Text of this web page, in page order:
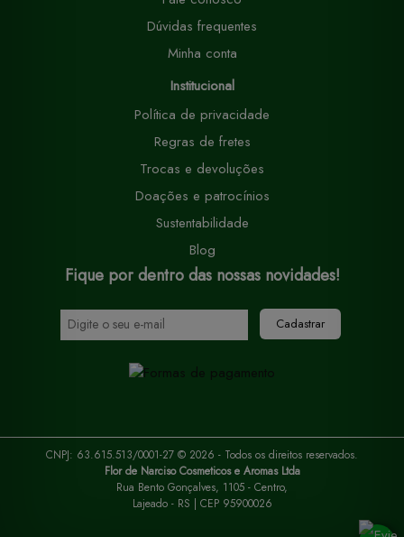
Dúvidas frequentes
Minha conta
Institucional
Política de privacidade
Regras de fretes
Trocas e devoluções
Doações e patrocínios
Sustentabilidade
Blog
Fique por dentro das nossas novidades!
Cadastrar
CNPJ: 63.615.513/0001-27 © 2026 - Todos os direitos reservados.
Flor de Narciso Cosmeticos e Aromas Ltda
Rua Bento Gonçalves, 1105 - Centro,
Lajeado - RS | CEP 95900026
a gente usa cookies para personalizar anúncios e melhorar a sua
experiência no site. Ao continuar navegando, você concorda com a nossa